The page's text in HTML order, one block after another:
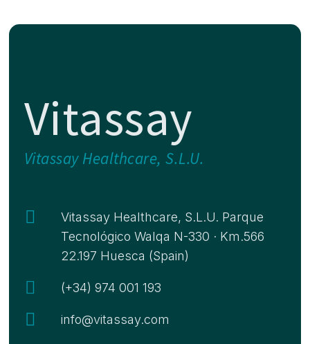
Vitassay
Vitassay Healthcare, S.L.U.

Vitassay Healthcare, S.L.U. Parque
Tecnológico Walqa N-330 · Km.566
22.197 Huesca (Spain)
 (+34) 974 001 193
 info@vitassay.com